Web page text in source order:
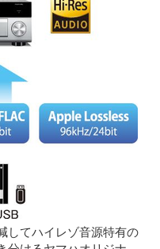
してハイレゾ音源特有の